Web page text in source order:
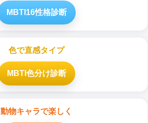
MBTI16性格診断
色で直感タイプ
MBTI色分け診断
動物キャラで楽しく